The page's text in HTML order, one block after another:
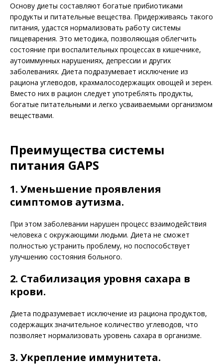
Основу диеты составляют богатые прибиотиками
продукты и питательные вещества. Придерживаясь такого
питания, удастся нормализовать работу системы
пищеварения. Это методика, позволяющая облегчить
состояние при воспалительных процессах в кишечнике,
аутоиммунных нарушениях, депрессии и других
заболеваниях. Диета подразумевает исключение из
рациона углеводов, крахмалосодержащих овощей и зерен.
Вместо них в рацион следует употреблять продукты,
богатые питательными и легко усваиваемыми организмом
веществами.
Преимущества системы
питания GAPS
1. Уменьшение проявления
симптомов аутизма.
При этом заболевании нарушен процесс взаимодействия
человека с окружающими людьми. Диета не сможет
полностью устранить проблему, но поспособствует
улучшению состояния больного.
2. Стабилизация уровня сахара в
крови.
Диета подразумевает исключение из рациона продуктов,
содержащих значительное количество углеводов, что
позволяет нормализовать уровень сахара в организме.
3. Укрепление иммунитета.